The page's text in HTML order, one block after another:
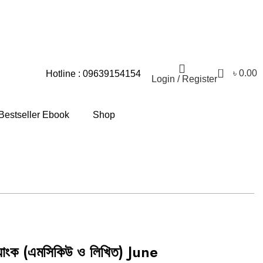
Hotline : 09639154154
Login / Register
0 ৳ 0.00
Ebook Shop
(এমসিকিউ ও লিখিত) June